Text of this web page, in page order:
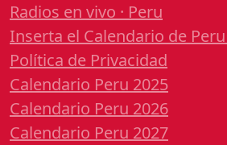
Radios en vivo · Peru
Inserta el Calendario de
Política de Privacidad
Calendario Peru 2025
Calendario Peru 2026
Calendario Peru 2027